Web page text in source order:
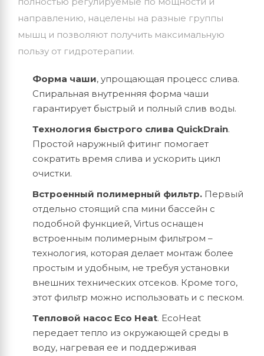
направлению, нацелены на разные группы
мышц и позволяют получить максимальную
пользу от гидротерапии.
Форма чаши, упрощающая процесс слива.
Спиральная внутренняя форма чаши
гарантирует быстрый и полный слив воды.
Технология быстрого слива QuickDrain.
Простой наружный фитинг помогает
сократить время слива и ускорить цикл
очистки.
Встроенный полимерный фильтр. Первый
отдельно стоящий спа мини бассейн с
подобной функцией, Virtus оснащен
встроенным полимерным фильтром –
технология, которая делает монтаж более
простым и удобным, не требуя установки
внешних технических отсеков. Кроме того,
этот фильтр можно использовать и с песком.
Тепловой насос Eco Heat. EcoHeat
передает тепло из окружающей среды в
воду, нагревая ее и поддерживая